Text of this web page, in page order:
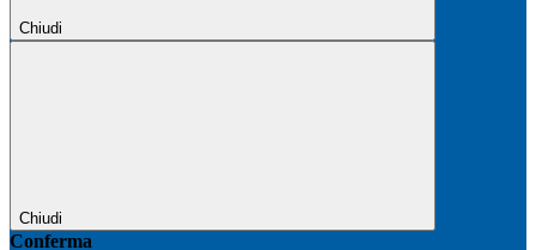
Chiudi
Chiudi
Conferma